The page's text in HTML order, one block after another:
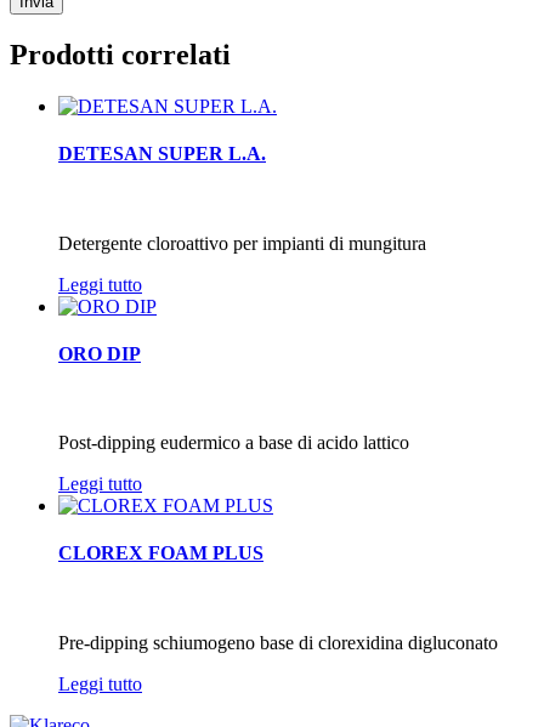
Prodotti correlati
DETESAN SUPER L.A.
Detergente cloroattivo per impianti di mungitura
Leggi tutto
ORO DIP
Post-dipping eudermico a base di acido lattico
Leggi tutto
CLOREX FOAM PLUS
Pre-dipping schiumogeno base di clorexidina digluconato
Leggi tutto